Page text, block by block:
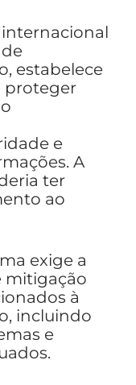
internacional
estabelece
proteger
e
A
ter
ao
exige a
mitigação
à
incluindo
e